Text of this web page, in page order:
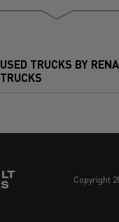
USED TRUCKS BY
TRUCKS
copyright